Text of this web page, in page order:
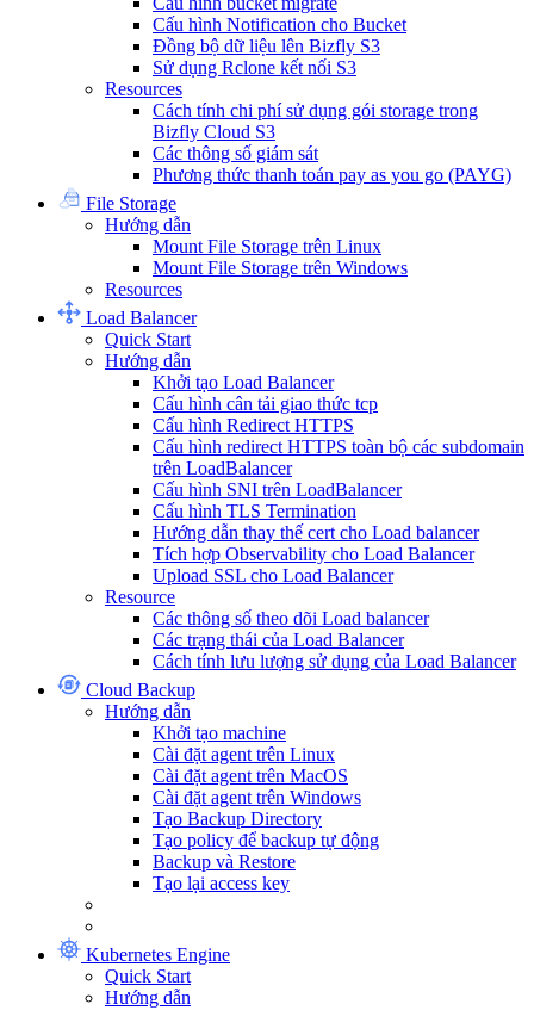
Cấu hình Notification cho Bucket
Đồng bộ dữ liệu lên Bizfly S3
Sử dụng Rclone kết nối S3
Resources
Cách tính chi phí sử dụng gói storage trong
Bizfly Cloud S3
Các thông số giám sát
Phương thức thanh toán pay as you go (PAYG)
File Storage
Hướng dẫn
Mount File Storage trên Linux
Mount File Storage trên Windows
Resources
Load Balancer
Quick Start
Hướng dẫn
Khởi tạo Load Balancer
Cấu hình cân tải giao thức tcp
Cấu hình Redirect HTTPS
Cấu hình redirect HTTPS toàn bộ các subdomain
trên LoadBalancer
Cấu hình SNI trên LoadBalancer
Cấu hình TLS Termination
Hướng dẫn thay thế cert cho Load balancer
Tích hợp Observability cho Load Balancer
Upload SSL cho Load Balancer
Resource
Các thông số theo dõi Load balancer
Các trạng thái của Load Balancer
Cách tính lưu lượng sử dụng của Load Balancer
Cloud Backup
Hướng dẫn
Khởi tạo machine
Cài đặt agent trên Linux
Cài đặt agent trên MacOS
Cài đặt agent trên Windows
Tạo Backup Directory
Tạo policy để backup tự động
Backup và Restore
Tạo lại access key
Kubernetes Engine
Quick Start
Hướng dẫn